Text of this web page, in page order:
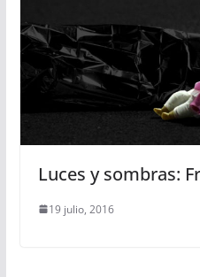
Luces y sombras:
19 julio, 2016